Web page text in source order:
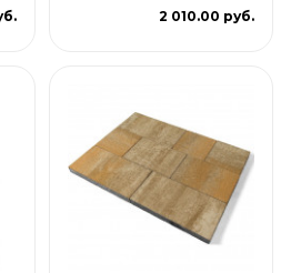
2 010.00 руб.